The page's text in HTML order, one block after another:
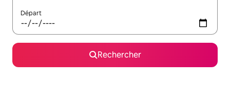
Départ
Rechercher